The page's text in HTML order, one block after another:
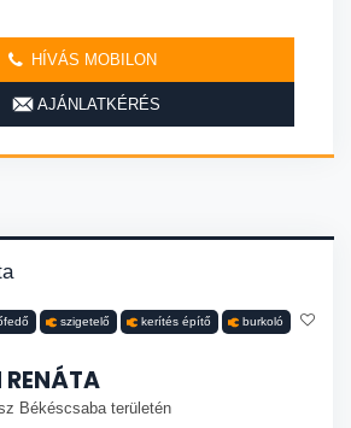
HÍVÁS MOBILON
AJÁNLATKÉRÉS
szigetelő kerítés építő burkoló
Békéscsaba területén